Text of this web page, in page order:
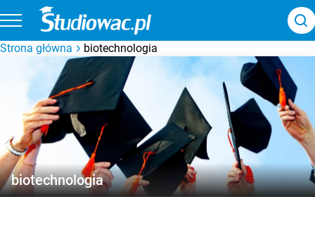
Strona główna biotechnologia
biotechnologia